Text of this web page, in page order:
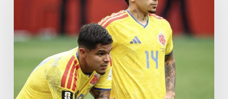
se
sueño
mundialista